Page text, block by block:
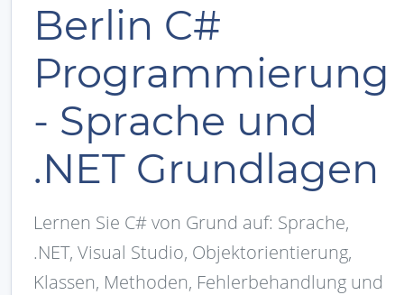
Berlin C#
Programmierung
- Sprache und
.NET Grundlagen
Lernen Sie C# von Grund auf: Sprache,
.NET, Visual Studio, Objektorientierung,
Klassen, Methoden, Fehlerbehandlung und